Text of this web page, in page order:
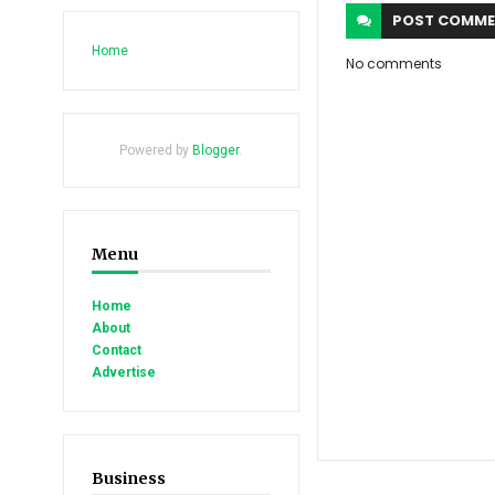
Home
Powered by Blogger.
Menu
Home
About
Contact
Advertise
Business
POST
No comments